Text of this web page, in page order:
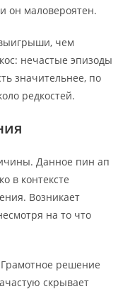
он маловероятен.
чем
нечастые эпизоды
значительнее, по
редкостей.
Данное пин ап
в контексте
Возникает
на то что
решение
скрывает